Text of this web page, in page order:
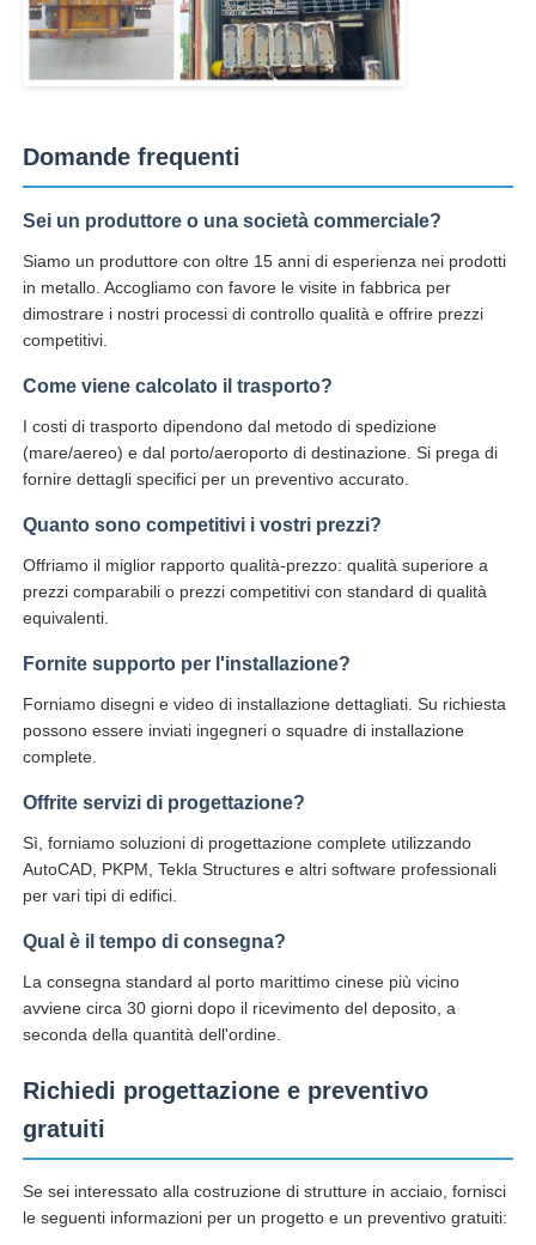
Domande frequenti
Sei un produttore o una società commerciale?
Siamo un produttore con oltre 15 anni di esperienza nei prodotti
in metallo. Accogliamo con favore le visite in fabbrica per
dimostrare i nostri processi di controllo qualità e offrire prezzi
competitivi.
Come viene calcolato il trasporto?
I costi di trasporto dipendono dal metodo di spedizione
(mare/aereo) e dal porto/aeroporto di destinazione. Si prega di
fornire dettagli specifici per un preventivo accurato.
Quanto sono competitivi i vostri prezzi?
Offriamo il miglior rapporto qualità-prezzo: qualità superiore a
prezzi comparabili o prezzi competitivi con standard di qualità
equivalenti.
Fornite supporto per l'installazione?
Forniamo disegni e video di installazione dettagliati. Su richiesta
possono essere inviati ingegneri o squadre di installazione
complete.
Offrite servizi di progettazione?
Sì, forniamo soluzioni di progettazione complete utilizzando
AutoCAD, PKPM, Tekla Structures e altri software professionali
per vari tipi di edifici.
Qual è il tempo di consegna?
La consegna standard al porto marittimo cinese più vicino
avviene circa 30 giorni dopo il ricevimento del deposito, a
seconda della quantità dell'ordine.
Richiedi progettazione e preventivo
gratuiti
Se sei interessato alla costruzione di strutture in acciaio, fornisci
le seguenti informazioni per un progetto e un preventivo gratuiti: